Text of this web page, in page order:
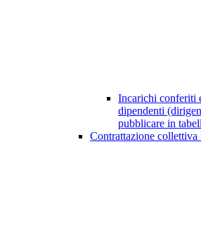
Incarichi conferiti
dipendenti
pubblicare in
Contrattazione collettiva